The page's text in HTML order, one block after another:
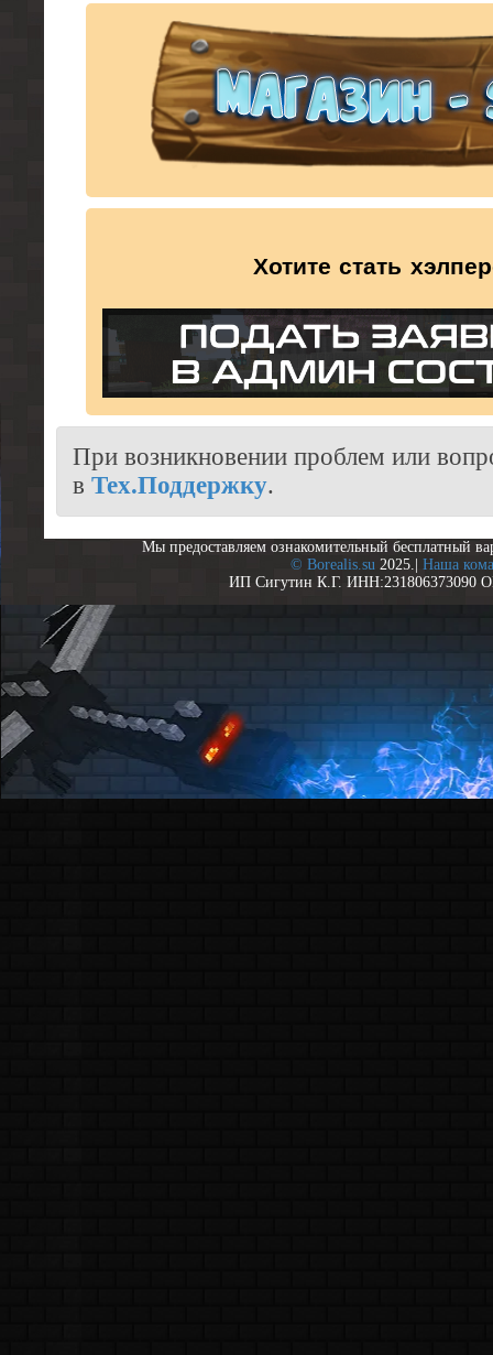
Хотите стать
При возникновении проблем или
в Тех.Поддержку.
Мы предоставляем ознакомительный бесплатный
© Borealis.su 2025.| Наша
ИП Сигутин К.Г. ИНН:231806373090